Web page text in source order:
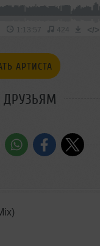
1:13:57 424 </>
АРТИСТА